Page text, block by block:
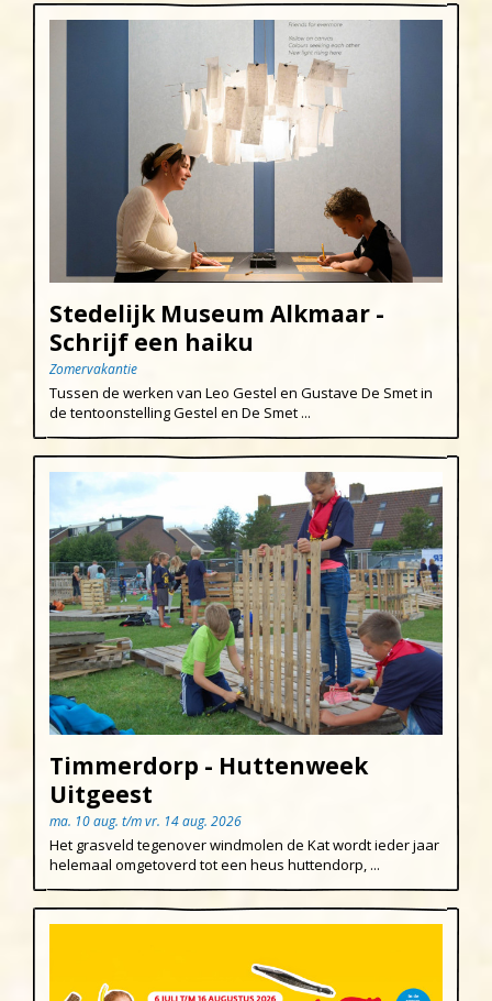
Stedelijk Museum Alkmaar -
Schrijf een haiku
Zomervakantie
Tussen de werken van Leo Gestel en Gustave De Smet in
de tentoonstelling Gestel en De Smet ...
Timmerdorp - Huttenweek
Uitgeest
ma. 10 aug. t/m vr. 14 aug. 2026
Het grasveld tegenover windmolen de Kat wordt ieder jaar
helemaal omgetoverd tot een heus huttendorp, ...